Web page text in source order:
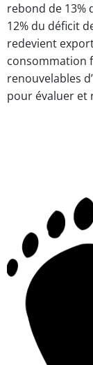
rebond de 13%
12% du déficit
redevient
consommation
renouvelables
pour évaluer et